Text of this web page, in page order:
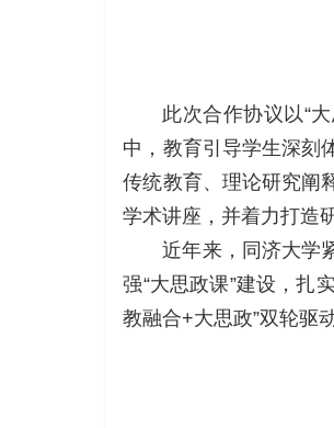
此次合作协议以“
中，教育引导学生深刻
传统教育、理论研究阐
学术讲座，并着力打造
近年来，同济大学
强“大思政课”建设，扎
教融合+大思政”双轮驱